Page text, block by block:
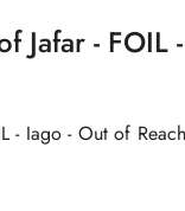
Jafar - FOIL
- Iago - Out of Reach